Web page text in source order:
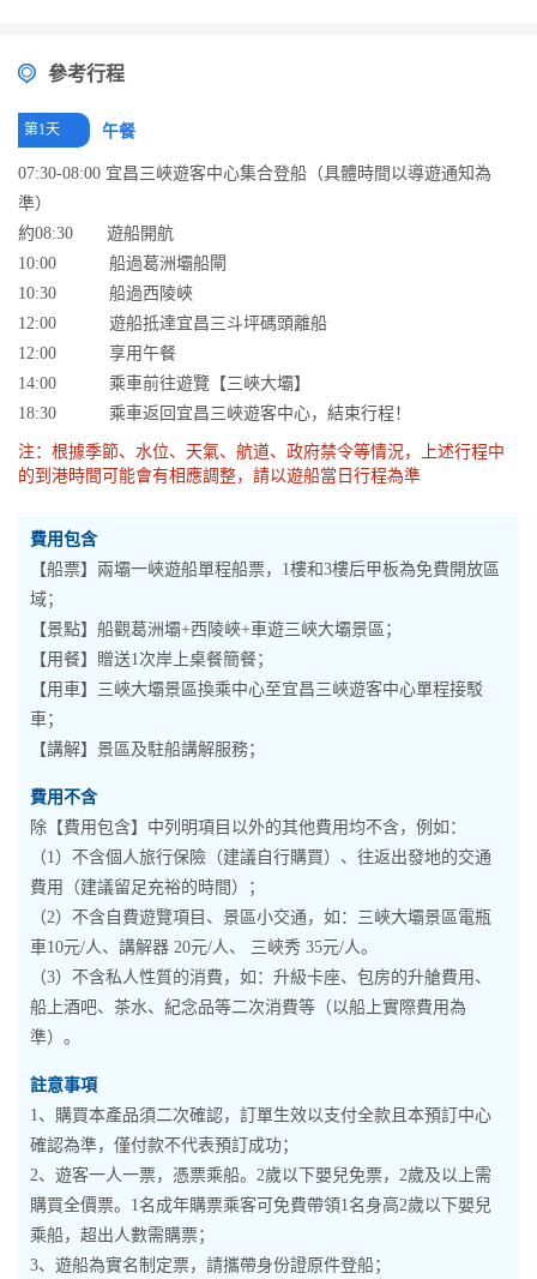
參考行程
第1天 午餐
07:30-08:00 宜昌三峽遊客中心集合登船（具體時間以導遊通知為
準）
約08:30 遊船開航
10:00 船過葛洲壩船閘
10:30 船過西陵峽
12:00 遊船抵達宜昌三斗坪碼頭離船
12:00 享用午餐
14:00 乘車前往遊覽【三峽大壩】
18:30 乘車返回宜昌三峽遊客中心，結束行程！
注：根據季節、水位、天氣、航道、政府禁令等情況，上述行程中
的到港時間可能會有相應調整，請以遊船當日行程為準
費用包含
【船票】兩壩一峽遊船單程船票，1樓和3樓后甲板為免費開放區
域；
【景點】船觀葛洲壩+西陵峽+車遊三峽大壩景區；
【用餐】贈送1次岸上桌餐簡餐；
【用車】三峽大壩景區換乘中心至宜昌三峽遊客中心單程接駁
車；
【講解】景區及駐船講解服務；
費用不含
除【費用包含】中列明項目以外的其他費用均不含，例如：
（1）不含個人旅行保險（建議自行購買）、往返出發地的交通
費用（建議留足充裕的時間）；
（2）不含自費遊覽項目、景區小交通，如：三峽大壩景區電瓶
車10元/人、講解器 20元/人、 三峽秀 35元/人。
（3）不含私人性質的消費，如：升級卡座、包房的升艙費用、
船上酒吧、茶水、紀念品等二次消費等（以船上實際費用為
準）。
註意事項
1、購買本產品須二次確認，訂單生效以支付全款且本預訂中心
確認為準，僅付款不代表預訂成功；
2、遊客一人一票，憑票乘船。2歲以下嬰兒免票，2歲及以上需
購買全價票。1名成年購票乘客可免費帶領1名身高2歲以下嬰兒
乘船，超出人數需購票；
3、遊船為實名制定票，請攜帶身份證原件登船；